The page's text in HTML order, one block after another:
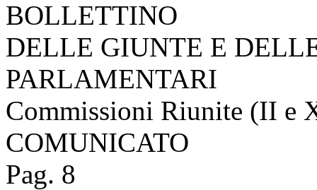
BOLLETTINO
DELLE GIUNTE E
PARLAMENTARI
Commissioni Riunite (II e
COMUNICATO
Pag. 8